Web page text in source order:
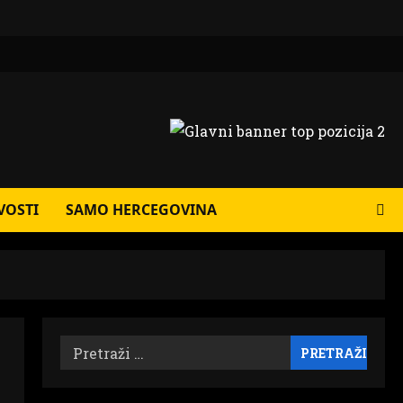
SAMO HERCEGOVINA
Pretraži: